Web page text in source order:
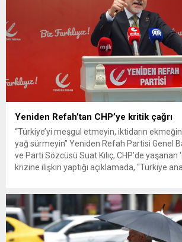
Yeniden Refah’tan CHP’ye kritik çağrı
“Türkiye’yi meşgul etmeyin, iktidarın
yağ sürmeyin” Yeniden Refah Partisi Genel
ve Parti Sözcüsü Suat Kılıç, CHP’de yaşanan
krizine ilişkin yaptığı açıklamada, “Türkiye
olun. Türkiye’yi...